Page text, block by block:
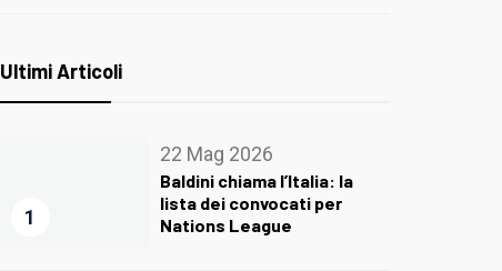
Ultimi Articoli
1
22 Mag 2026
Baldini chiama l’Italia: la
lista dei convocati per
Nations League